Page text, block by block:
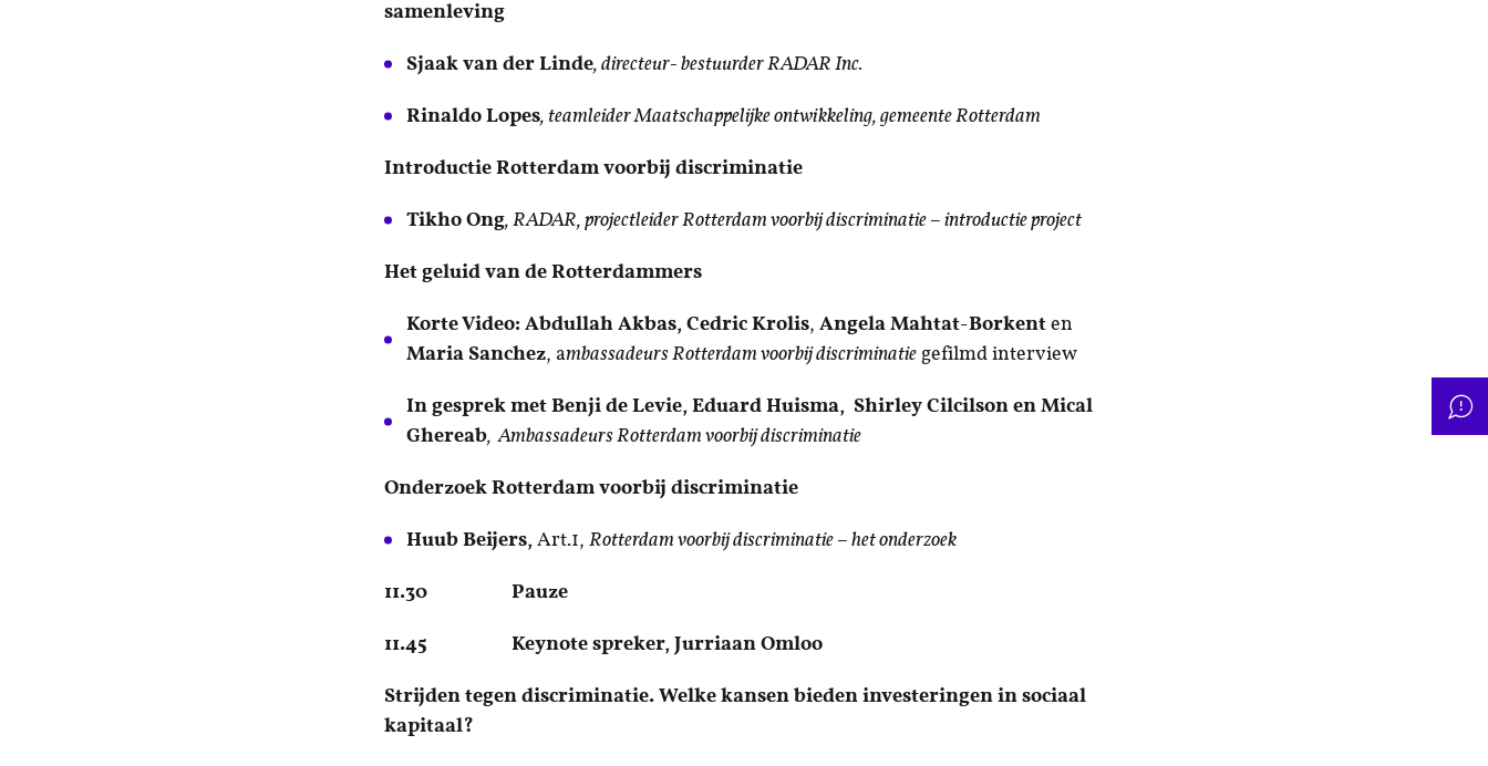
samenleving
Sjaak van der Linde, directeur- bestuurder RADAR Inc.
Rinaldo Lopes, teamleider Maatschappelijke ontwikkeling, gemeente Rotterdam
Introductie Rotterdam voorbij discriminatie
Tikho Ong, RADAR, projectleider Rotterdam voorbij discriminatie – introductie project
Het geluid van de Rotterdammers
Korte Video: Abdullah Akbas, Cedric Krolis, Angela Mahtat-Borkent en
Maria Sanchez, ambassadeurs Rotterdam voorbij discriminatie gefilmd interview
In gesprek met Benji de Levie, Eduard Huisma, Shirley Cilcilson en Mical
Ghereab, Ambassadeurs Rotterdam voorbij discriminatie
Onderzoek Rotterdam voorbij discriminatie
Huub Beijers, Art.1, Rotterdam voorbij discriminatie – het onderzoek
11.30 Pauze
11.45 Keynote spreker, Jurriaan Omloo
Strijden tegen discriminatie. Welke kansen bieden investeringen in sociaal
kapitaal?